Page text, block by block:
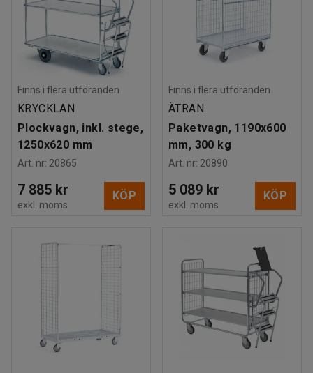
Finns i flera utföranden
KRYCKLAN
Plockvagn, inkl. stege,
1250x620 mm
Art. nr: 20865
7 885 kr
exkl. moms
KÖP
Finns i flera utföranden
ÄTRAN
Paketvagn, 1190x600
mm, 300 kg
Art. nr: 20890
5 089 kr
exkl. moms
KÖP